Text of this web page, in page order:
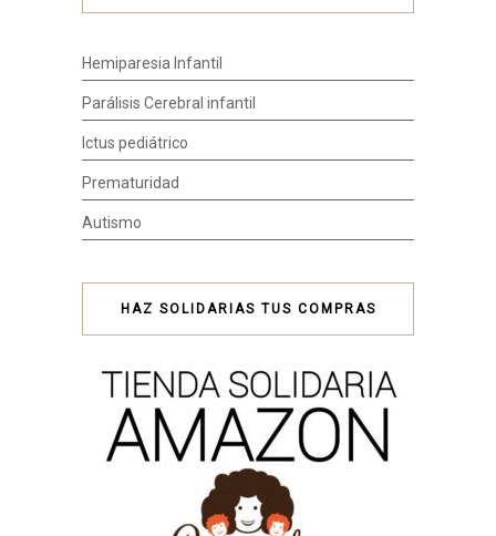
Hemiparesia Infantil
Parálisis Cerebral infantil
Ictus pediátrico
Prematuridad
Autismo
HAZ SOLIDARIAS TUS COMPRAS